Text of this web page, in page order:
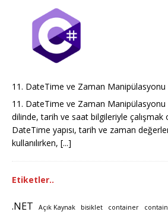
11. DateTime ve Zaman Manipülasyonu
11. DateTime ve Zaman
dilinde, tarih ve saat bilgileriyle çalışmak
DateTime yapısı, tarih ve zaman
kullanılırken, [...]
Etiketler..
.NET Açık Kaynak bisiklet container